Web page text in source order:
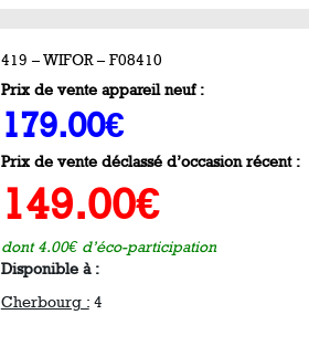
419 – WIFOR – F08410
Prix de vente appareil neuf :
179.00€
Prix de vente déclassé d’occasion récent :
149.00€
dont 4.00€ d’éco-participation
Disponible à :
Cherbourg :4